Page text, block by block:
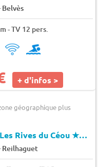
Belvès
- TV 12 pers.
+ d'infos >
géographique plus
Rives du Céou★★★
Reilhaguet